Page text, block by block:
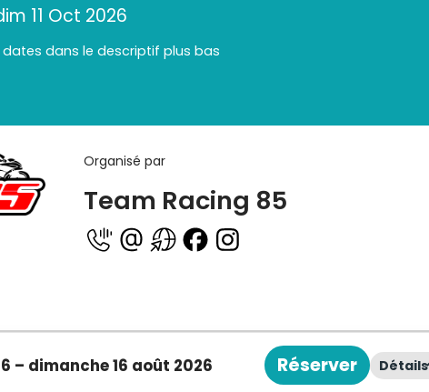
11 Oct 2026
dans le descriptif plus bas
Organisé par
Team Racing 85
– dimanche 16 août 2026 Réserver Détails